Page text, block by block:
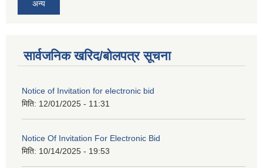
अन्य
सार्वजनिक खरिद/बोलपत्र सूचना
Notice of Invitation for electronic bid
मिति: 12/01/2025 - 11:31
Notice Of Invitation For Electronic Bid
मिति: 10/14/2025 - 19:53